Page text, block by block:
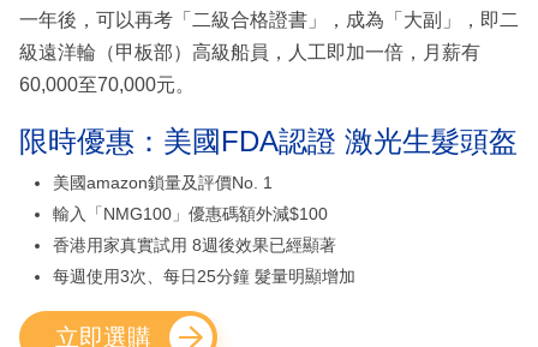
一年後，可以再考「二級合格證書」，成為「大副」，即二
級遠洋輪（甲板部）高級船員，人工即加一倍，月薪有
60,000至70,000元。
限時優惠：美國FDA認證 激光生髮頭盔
美國amazon鎖量及評價No. 1
輸入「NMG100」優惠碼額外減$100
香港用家真實試用 8週後效果已經顯著
每週使用3次、每日25分鐘 髮量明顯增加
立即選購